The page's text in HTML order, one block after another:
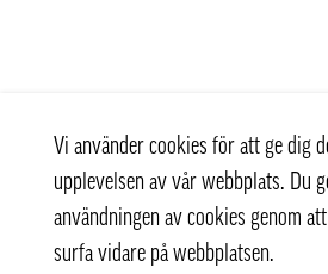
Vi använder cookies för att ge dig
upplevelsen av vår webbplats. Du
användningen av cookies genom
surfa vidare på webbplatsen.